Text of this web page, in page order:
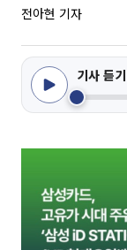
전아현 기자
기사 듣기